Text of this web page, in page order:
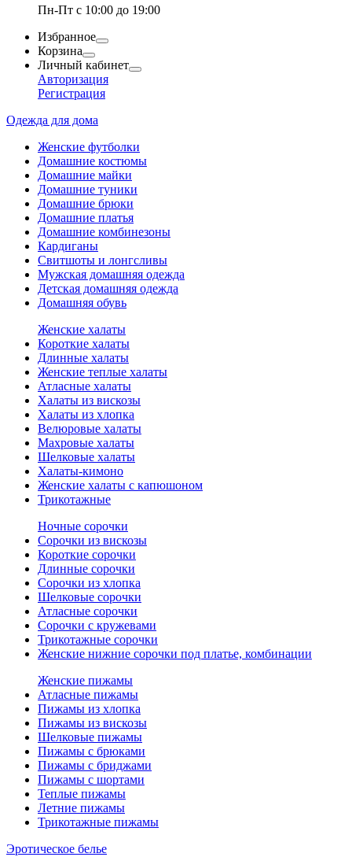
Пн-Пт с 10:00 до 19:00
Избранное
Корзина
Личный кабинет
Авторизация
Регистрация
Одежда для дома
Женские футболки
Домашние костюмы
Домашние майки
Домашние туники
Домашние брюки
Домашние платья
Домашние комбинезоны
Кардиганы
Свитшоты и лонгсливы
Мужская домашняя одежда
Детская домашняя одежда
Домашняя обувь
Женские халаты
Короткие халаты
Длинные халаты
Женские теплые халаты
Атласные халаты
Халаты из вискозы
Халаты из хлопка
Велюровые халаты
Махровые халаты
Шелковые халаты
Халаты-кимоно
Женские халаты с капюшоном
Трикотажные
Ночные сорочки
Сорочки из вискозы
Короткие сорочки
Длинные сорочки
Сорочки из хлопка
Шелковые сорочки
Атласные сорочки
Сорочки с кружевами
Трикотажные сорочки
Женские нижние сорочки под платье, комбинации
Женские пижамы
Атласные пижамы
Пижамы из хлопка
Пижамы из вискозы
Шелковые пижамы
Пижамы с брюками
Пижамы с бриджами
Пижамы с шортами
Теплые пижамы
Летние пижамы
Трикотажные пижамы
Эротическое белье